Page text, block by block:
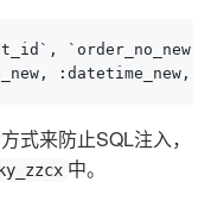
式来防止SQL注入，
中。